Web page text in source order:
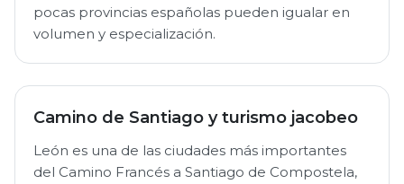
pocas provincias españolas pueden igualar en
volumen y especialización.
Camino de Santiago y turismo jacobeo
León es una de las ciudades más importantes
del Camino Francés a Santiago de Compostela,